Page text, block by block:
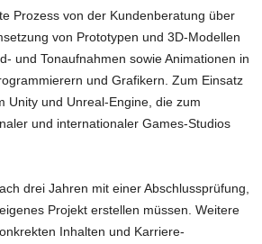
Prozess von der Kundenberatung über
von Prototypen und 3D-Modellen
und Tonaufnahmen sowie Animationen in
und Grafikern. Zum Einsatz
Unity und Unreal-Engine, die zum
und internationaler Games-Studios
drei Jahren mit einer Abschlussprüfung,
Projekt erstellen müssen. Weitere
Inhalten und Karriere-